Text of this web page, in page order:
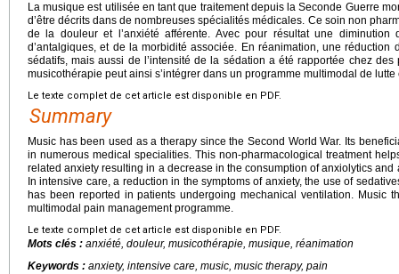
La musique est utilisée en tant que traitement depuis la Seconde Guerre
d’être décrits dans de nombreuses spécialités médicales. Ce soin non
de la douleur et l’anxiété afférente. Avec pour résultat une diminution
d’antalgiques, et de la morbidité associée. En réanimation, une réduction
sédatifs, mais aussi de l’intensité de la sédation a été rapportée chez
musicothérapie peut ainsi s’intégrer dans un programme multimodal de lutte
Le texte complet de cet article est disponible en PDF.
Summary
Music has been used as a therapy since the Second World War. Its
in numerous medical specialities. This non-pharmacological treatment
related anxiety resulting in a decrease in the consumption of anxiolytics
In intensive care, a reduction in the symptoms of anxiety, the use of
has been reported in patients undergoing mechanical ventilation. Music
multimodal pain management programme.
Le texte complet de cet article est disponible en PDF.
Mots clés : anxiété, douleur, musicothérapie, musique, réanimation
Keywords : anxiety, intensive care, music, music therapy, pain